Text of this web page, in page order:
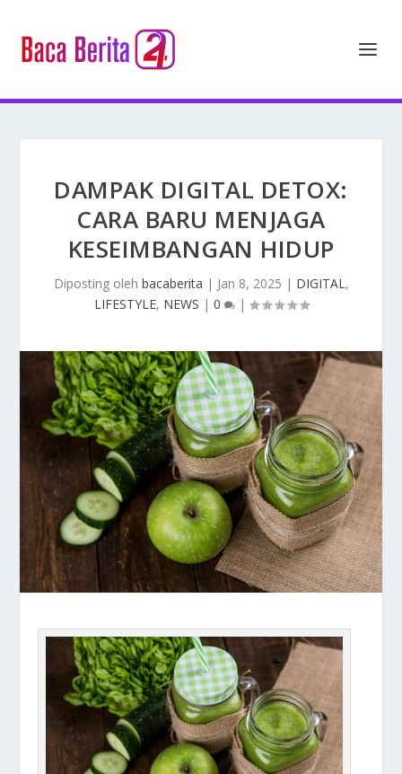
DAMPAK DIGITAL DETOX:
CARA BARU MENJAGA
KESEIMBANGAN HIDUP
Diposting oleh bacaberita | Jan 8, 2025 | DIGITAL,
LIFESTYLE, NEWS | 0 |